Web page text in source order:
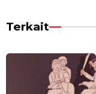
Terkait